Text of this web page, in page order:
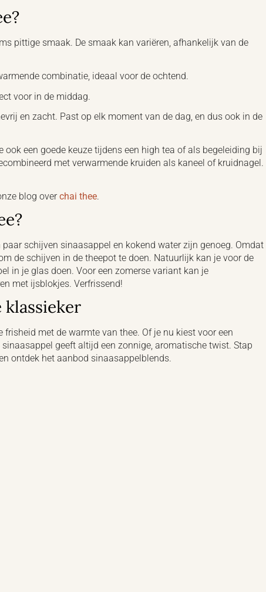
pittige smaak. De smaak kan variëren, afhankelijk van de
combinatie, ideaal voor de ochtend.
voor in de middag.
en zacht. Past op elk moment van de dag, en dus ook in de
een goede keuze tijdens een high tea of als begeleiding bij
met verwarmende kruiden als kaneel of kruidnagel.
blog overchai thee.
schijven sinaasappel en kokend water zijn genoeg. Omdat
de schijven in de theepot te doen. Natuurlijk kan je voor de
in je glas doen.Voor een zomerse variant kan je
met ijsblokjes. Verfrissend!
klassieker
met de warmte van thee. Of je nu kiest voor een
geeft altijd een zonnige, aromatische twist.Stap
ontdek het aanbod sinaasappelblends.